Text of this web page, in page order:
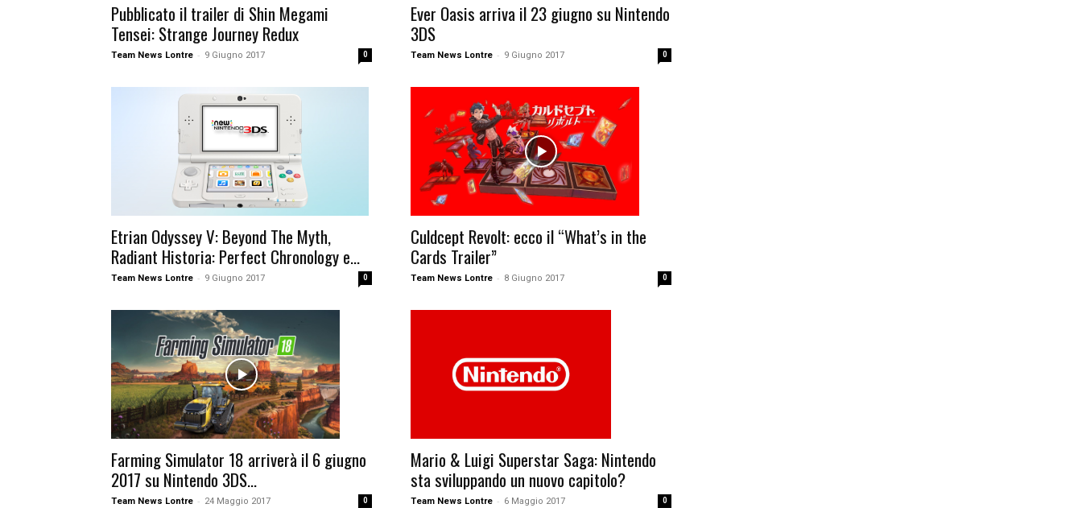
Pubblicato il trailer di Shin Megami
Tensei: Strange Journey Redux
Team News Lontre - 9 Giugno 2017 0
Ever Oasis arriva il 23 giugno su Nintendo
3DS
Team News Lontre - 9 Giugno 2017 0
Etrian Odyssey V: Beyond The Myth,
Radiant Historia: Perfect Chronology e...
Team News Lontre - 9 Giugno 2017 0
Culdcept Revolt: ecco il “What’s in the
Cards Trailer”
Team News Lontre - 8 Giugno 2017 0
Farming Simulator 18 arriverà il 6 giugno
2017 su Nintendo 3DS...
Team News Lontre - 24 Maggio 2017 0
Mario & Luigi Superstar Saga: Nintendo
sta sviluppando un nuovo capitolo?
Team News Lontre - 6 Maggio 2017 0